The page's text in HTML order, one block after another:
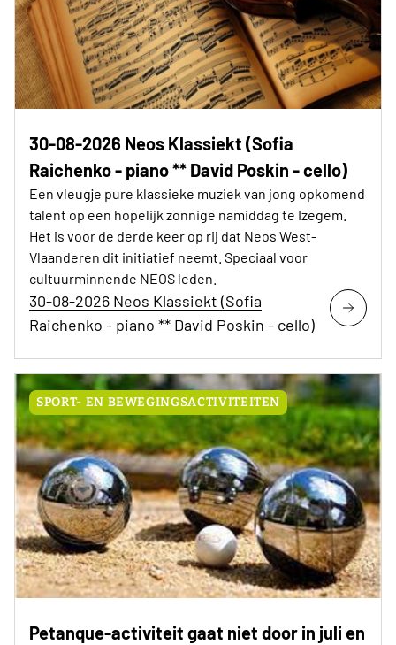
30-08-2026 Neos Klassiekt (Sofia
Raichenko - piano ** David Poskin - cello)
Een vleugje pure klassieke muziek van jong opkomend
talent op een hopelijk zonnige namiddag te Izegem.
Het is voor de derde keer op rij dat Neos West-
Vlaanderen dit initiatief neemt. Speciaal voor
cultuurminnende NEOS leden.
30-08-2026 Neos Klassiekt (Sofia
Raichenko - piano ** David Poskin - cello)
SPORT- EN BEWEGINGSACTIVITEITEN
Petanque-activiteit gaat niet door in juli en